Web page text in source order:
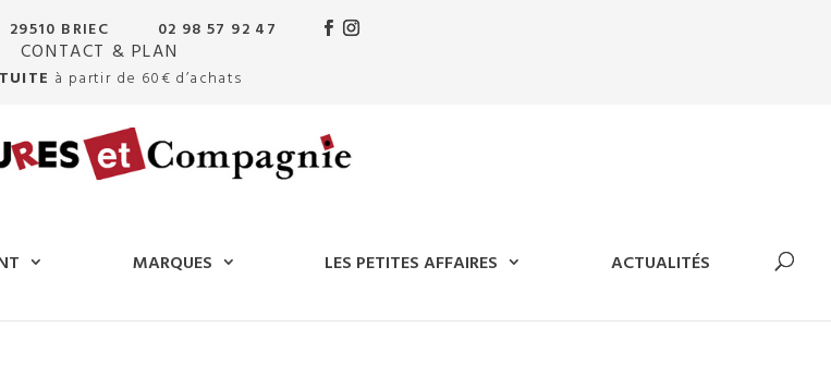
29510 BRIEC 02 98 57 92 47
à partir de 60€ d’achats
CONTACT & PLAN
MARQUES LES PETITES AFFAIRES ACTUALITÉS